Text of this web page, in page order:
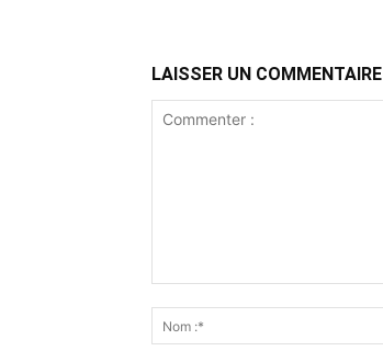
LAISSER UN COMMENTAIRE